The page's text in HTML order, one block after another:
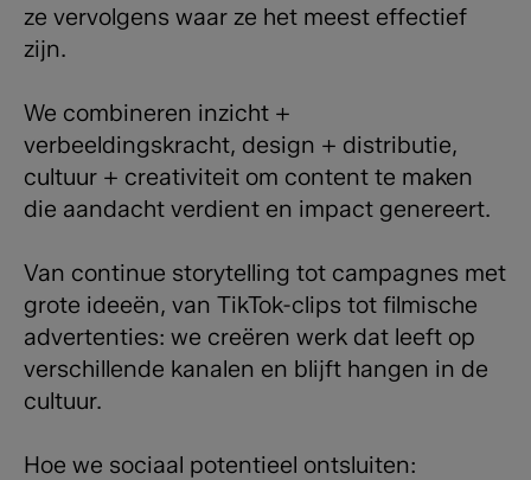
ze vervolgens waar ze het meest effectief
zijn.
We combineren inzicht +
verbeeldingskracht, design + distributie,
cultuur + creativiteit om content te maken
die aandacht verdient en impact genereert.
Van continue storytelling tot campagnes met
grote ideeën, van TikTok-clips tot filmische
advertenties: we creëren werk dat leeft op
verschillende kanalen en blijft hangen in de
cultuur.
Hoe we sociaal potentieel ontsluiten: